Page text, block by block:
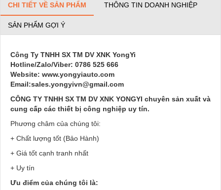
CHI TIẾT VỀ SẢN PHẨM THÔNG TIN DOANH NGHIỆP
SẢN PHẨM GỢI Ý
Công Ty TNHH SX TM DV XNK YongYi
Hotline/Zalo/Viber: 0786 525 666
Website: www.yongyiauto.com
Email:sales.yongyivn@gmail.com
CÔNG TY TNHH SX TM DV XNK YONGYI chuyên sản xuất và
cung cấp các thiết bị công nghiệp uy tín.
Phương châm của chúng tôi:
+ Chất lượng tốt (Bảo Hành)
+ Giá tốt cạnh tranh nhất
+ Uy tín
Ưu điểm của chúng tôi là: